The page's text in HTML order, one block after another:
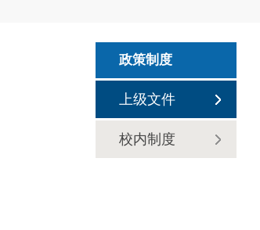
政策制度
上级文件
校内制度